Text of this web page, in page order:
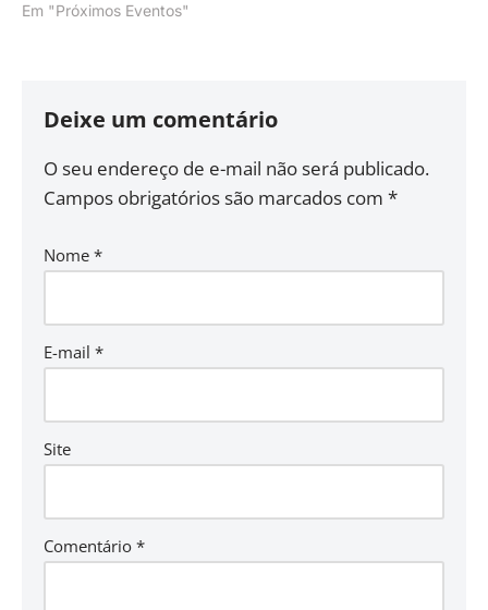
Marista Arquidiocesano.
Em "Próximos Eventos"
Deixe um comentário
O seu endereço de e-mail não será publicado.
Campos obrigatórios são marcados com *
Nome *
E-mail *
Site
Comentário *